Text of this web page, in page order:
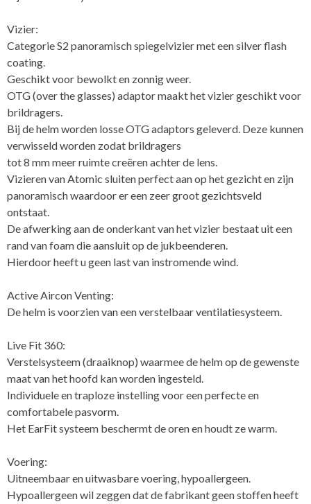
Vizier:
Categorie S2 panoramisch spiegelvizier met een silver flash
coating.
Geschikt voor bewolkt en zonnig weer.
OTG (over the glasses) adaptor maakt het vizier geschikt voor
brildragers.
Bij de helm worden losse OTG adaptors geleverd. Deze kunnen
verwisseld worden zodat brildragers
tot 8 mm meer ruimte creëren achter de lens.
Vizieren van Atomic sluiten perfect aan op het gezicht en zijn
panoramisch waardoor er een zeer groot gezichtsveld
ontstaat.
De afwerking aan de onderkant van het vizier bestaat uit een
rand van foam die aansluit op de jukbeenderen.
Hierdoor heeft u geen last van instromende wind.
Active Aircon Venting:
De helm is voorzien van een verstelbaar ventilatiesysteem.
Live Fit 360:
Verstelsysteem (draaiknop) waarmee de helm op de gewenste
maat van het hoofd kan worden ingesteld.
Individuele en traploze instelling voor een perfecte en
comfortabele pasvorm.
Het EarFit systeem beschermt de oren en houdt ze warm.
Voering:
Uitneembaar en uitwasbare voering, hypoallergeen.
Hypoallergeen wil zeggen dat de fabrikant geen stoffen heeft